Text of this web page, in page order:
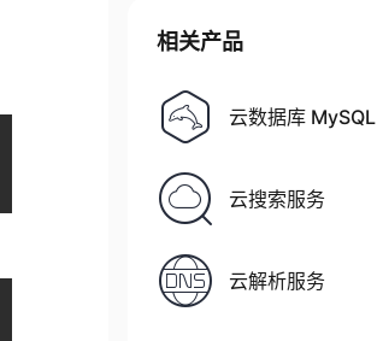
相关产品
云数据库 MySQL
云搜索服务
云解析服务